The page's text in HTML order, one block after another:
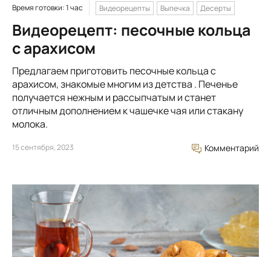
Время готовки: 1 час Видеорецепты Выпечка Десерты
Видеорецепт: песочные кольца
с арахисом
Предлагаем приготовить песочные кольца с
арахисом, знакомые многим из детства . Печенье
получается нежным и рассыпчатым и станет
отличным дополнением к чашечке чая или стакану
молока.
15 сентября, 2023 Комментарий